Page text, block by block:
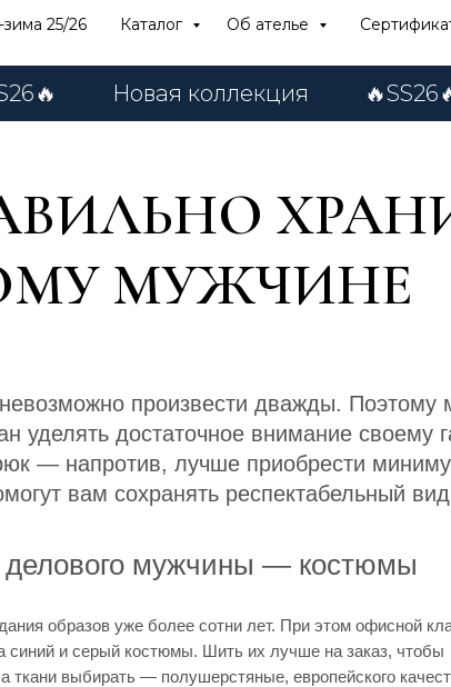
25/26 Каталог Об ателье
Новая коллекция 🔥SS26🔥
МУЖЧИНЕ
произвести дважды. Поэтому
уделять достаточное внимание своему
— напротив, лучше приобрести
вам сохранять респектабельный
мужчины — костюмы
образов уже более сотни лет. При этом офисной
синий и серый костюмы. Шить их лучше на заказ, чтобы
ткани выбирать — полушерстяные, европейского